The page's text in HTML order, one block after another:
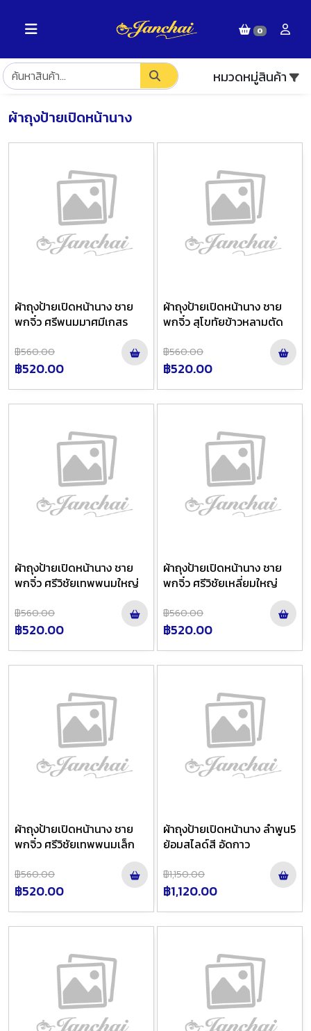
0
หมวดหมู่สินค้า
ผ้าถุงป้ายเปิดหน้านาง
ผ้าถุงป้ายเปิดหน้านาง ชาย
พกจิ๋ว ศรีพนมมาศมีเกสร
฿560.00
฿520.00
ผ้าถุงป้ายเปิดหน้านาง ชาย
พกจิ๋ว สุโขทัยข้าวหลามตัด
฿560.00
฿520.00
ผ้าถุงป้ายเปิดหน้านาง ชาย
พกจิ๋ว ศรีวิชัยเทพพนมใหญ่
฿560.00
฿520.00
ผ้าถุงป้ายเปิดหน้านาง ชาย
พกจิ๋ว ศรีวิชัยเหลี่ยมใหญ่
฿560.00
฿520.00
ผ้าถุงป้ายเปิดหน้านาง ชาย
พกจิ๋ว ศรีวิชัยเทพพนมเล็ก
฿560.00
฿520.00
ผ้าถุงป้ายเปิดหน้านาง ลำพูน5
ย้อมสไลด์สี อัดกาว
฿1,150.00
฿1,120.00